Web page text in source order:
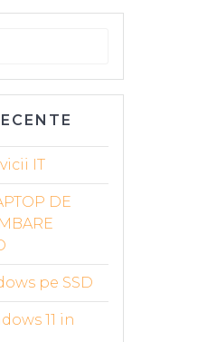
IT
DE
pe SSD
11 in